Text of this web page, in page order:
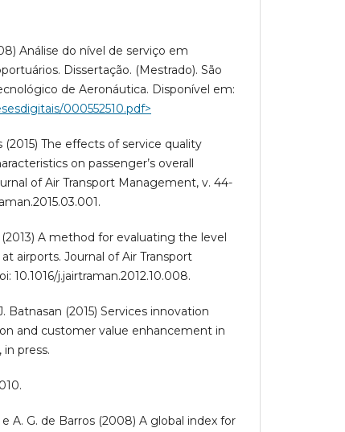
Análise do nível de serviço em
Dissertação. (Mestrado). São
de Aeronáutica. Disponível em:
000552510.pdf>
(2015) The effects of service quality
on passenger’s overall
of Air Transport Management, v. 44-
(2013) A method for evaluating the level
airports. Journal of Air Transport
10.1016/j.jairtraman.2012.10.008.
Batnasan (2015) Services innovation
and customer value enhancement in
press.
e A. G. de Barros (2008) A global index for